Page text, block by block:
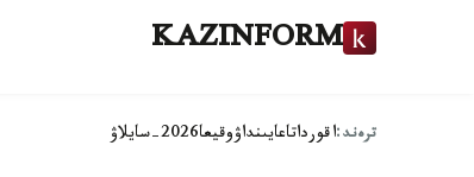
KAZINFORM
ترەند:اقورداتاعايىنداۋوقيعا2026-سايلاۋ